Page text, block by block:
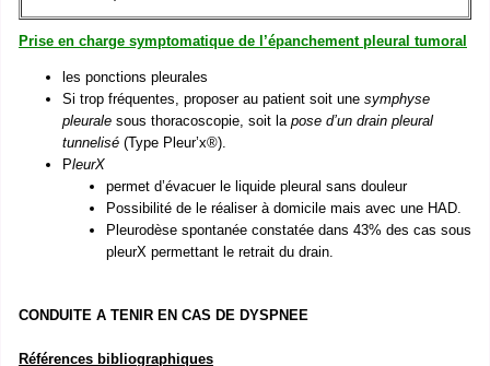
Prise en charge symptomatique de l’épanchement pleural tumoral
les ponctions pleurales
Si trop fréquentes, proposer au patient soit une symphyse
pleurale sous thoracoscopie, soit la pose d’un drain pleural
tunnelisé (Type Pleur’x®).
PleurX
permet d’évacuer le liquide pleural sans douleur
Possibilité de le réaliser à domicile mais avec une HAD.
Pleurodèse spontanée constatée dans 43% des cas sous
pleurX permettant le retrait du drain.
CONDUITE A TENIR EN CAS DE DYSPNEE
Références bibliographiques